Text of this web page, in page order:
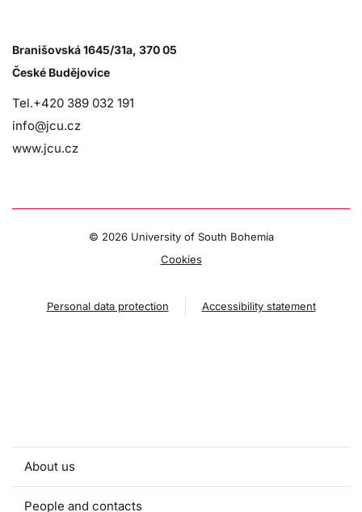
Branišovská 1645/31a, 370 05
České Budějovice
Tel.+420 389 032 191
info@jcu.cz
www.jcu.cz
© 2026 University of South Bohemia
Cookies
Personal data protection Accessibility statement
About us
People and contacts